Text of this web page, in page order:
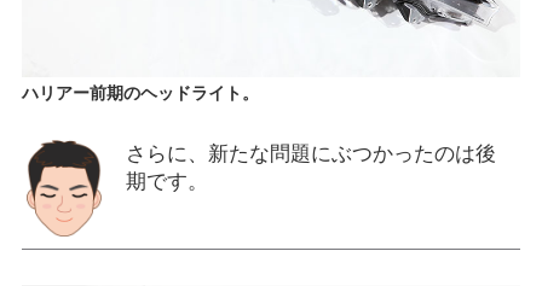
ハリアー前期のヘッドライト。
さらに、新たな問題にぶつかったのは後
期です。